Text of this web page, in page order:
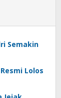
Semakin
Lolos